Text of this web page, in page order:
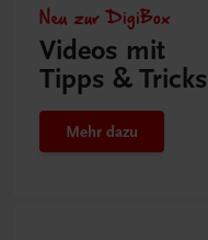
Neu zur DigiBox
Videos mit
Tipps & Tricks
Mehr dazu